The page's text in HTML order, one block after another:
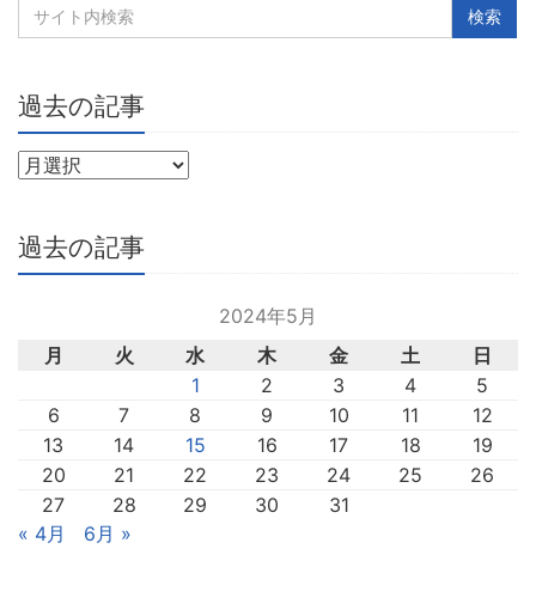
過去の記事
過去の記事
2024年5月
月
火 水 木 金 土
日
1
2 3 4
5
6
7 8 9 10 11
12
13
14 15 16 17 18
19
20
21 22 23 24 25
26
27
28 29 30
31
« 4月
6月 »